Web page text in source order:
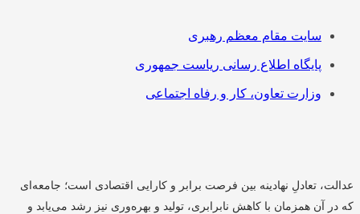
سایت مقام معظم رهبری
پایگاه اطلاع رسانی ریاست جمهوری
وزارت تعاون، کار و رفاه اجتماعی
تعادلِ نهادینه بین فرصت برابر و کارایی اقتصادی است؛ جامعه‌ای
در آن همزمان با کاهش نابرابری، تولید و بهره‌وری نیز رشد می‌یابد و